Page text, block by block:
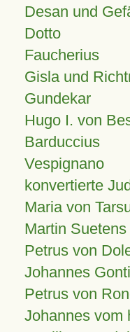
Desan und
Dotto
Faucherius
Gisla und
Gundekar
Hugo I. von
Vespignano
konvertierte
Maria von
Martin Suetens
Petrus von
Johannes
Petrus von
Johannes vom